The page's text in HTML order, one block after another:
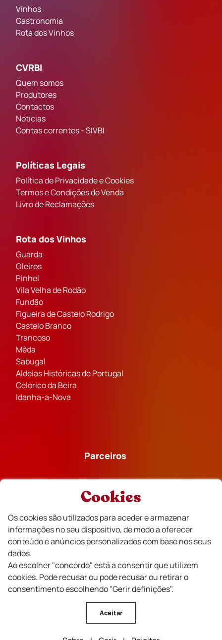
Vinhos
Gastronomia
Rota dos Vinhos
CVRBI
Quem somos
Produtores
Contactos
Notícias
Contas correntes - SIVBI
Políticas Legais
Política de Privacidade e Cookies
Termos e Condições de Venda
Livro de Reclamações
Rota dos Vinhos
Guarda
Oleiros
Pinhel
Vila Velha de Rodão
Fundão
Figueira de Castelo Rodrigo
Castelo Branco
Trancoso
Mêda
Sabugal
Aldeias Históricas de Portugal
Celorico da Beira
Idanha-a-Nova
Parceiros
Financiado
Cookies
Os cookies são utilizados para aceder e armazenar
informações no seu dispositivo, de modo a oferecer
conteúdo e anúncios personalizados com base nos seus
dados.
Ao escolher "concordo" está a consentir que utilizem
cookies. Pode recusar ou pode recusar ou retirar o
consentimento escolhendo "Gerir definições".
Aceitar